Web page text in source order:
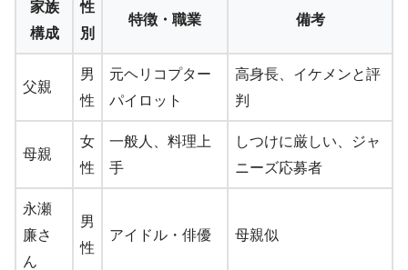
家族
構成
性
別
特徴・職業 備考
父親
男
性
元ヘリコプター
パイロット
高身長、イケメンと評
判
母親
女
性
一般人、料理上
手
しつけに厳しい、ジャ
ニーズ応募者
永瀬
廉さ
ん
男
性
アイドル・俳優 母親似